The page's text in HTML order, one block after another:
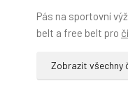
Pás na sportovní
belt a free belt pro
Zobrazit všechny